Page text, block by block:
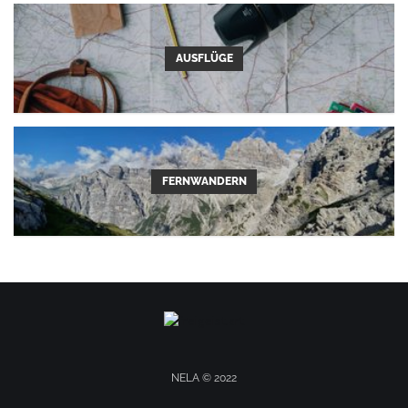
AUSFLÜGE
FERNWANDERN
NELA © 2022